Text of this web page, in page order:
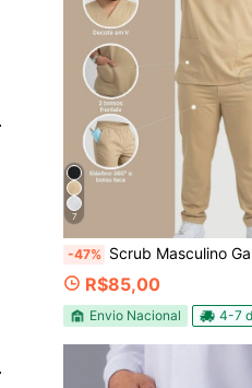
7
-47% Scrub Masculino Gabardine Plus Size Todos Bolso
R$85,00
Envio Nacional 4-7